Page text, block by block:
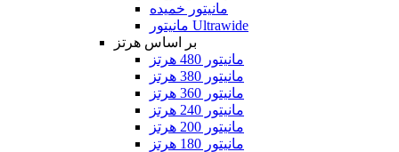
مانیتور خمیده
مانیتور Ultrawide
بر اساس هرتز
مانیتور 480 هرتز
مانیتور 380 هرتز
مانیتور 360 هرتز
مانیتور 240 هرتز
مانیتور 200 هرتز
مانیتور 180 هرتز